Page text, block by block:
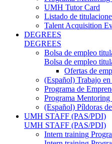
UMH Tutor Card
Listado de
Talent Acquisition
DEGREES
DEGREES
Bolsa de empleo
Bolsa de empleo
Ofertas de
(Español) Trabajo
Programa de
Programa
(Español) Píldoras
UMH STAFF (PAS/PDI)
UMH STAFF (PAS/PDI)
Intern training